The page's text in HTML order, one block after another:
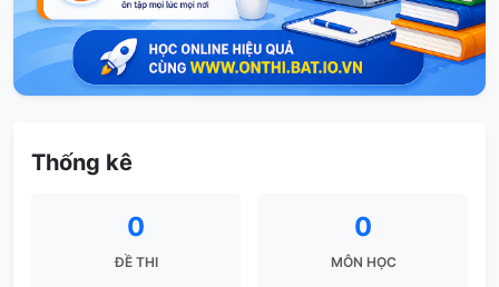
Thống kê
0
ĐỀ THI
0
MÔN HỌC